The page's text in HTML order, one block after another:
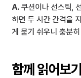
A. 쿠션이나 선스틱,
하면 두 시간 간격을
게 묻기 쉬우니 충분
함께 읽어보기